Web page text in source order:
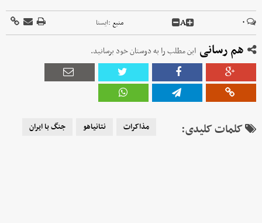
۰ A منبع :ايسنا
هم رسانی این مطلب را به دوستان خود برسانید.
کلمات کلیدی: مذاکرات نتانیاهو جنگ با ایران